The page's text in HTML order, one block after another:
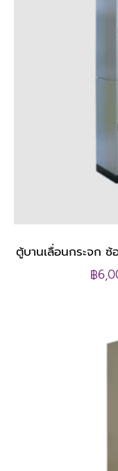
ตู้บานเลื่อนกระจก
฿